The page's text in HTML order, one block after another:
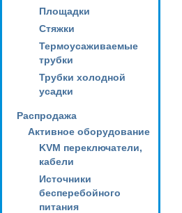
Площадки
Стяжки
Термоусаживаемые
трубки
Трубки холодной
усадки
Распродажа
Активное оборудование
KVM переключатели,
кабели
Источники
бесперебойного
питания